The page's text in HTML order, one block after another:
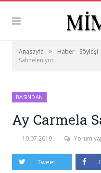
Anasayfa » Haber - Söyleşi
Sahneleniyor
BASINDAN
Ay Carmela
10.07.2019 Yorum
Tweet